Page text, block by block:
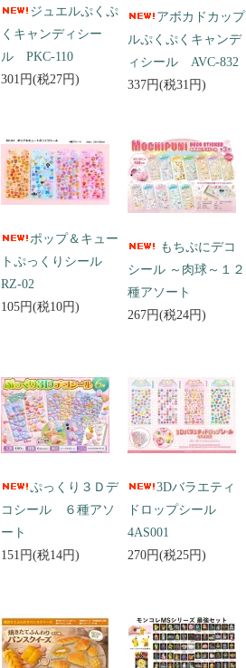
ジュエルぷくぷ
くキャンディシー
ル PKC-110
301円(税27円)
アボカドカップ
ルぷくぷくキャンデ
ィシール AVC-832
337円(税31円)
ポップ＆キュー
トぷっくりシール
RZ-02
105円(税10円)
もちぷにデコ
シール ～肉球～１２
種アソート
267円(税24円)
ぷっくり３Ｄデ
コシール ６種アソ
ート
151円(税14円)
3Dバラエティ
ドロップシール
4AS001
270円(税25円)